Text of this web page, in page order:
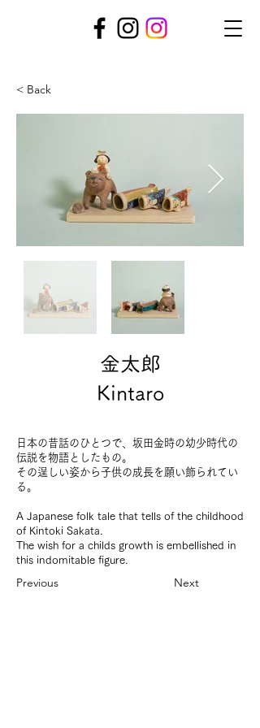
< Back
金太郎
Kintaro
日本の昔話のひとつで、坂田金時の幼少時代の
伝説を物語としたもの。
その逞しい姿から子供の成長を願い飾られてい
る。
A Japanese folk tale that tells of the childhood
of Kintoki Sakata.
The wish for a childs growth is embellished in
this indomitable figure.
Previous Next